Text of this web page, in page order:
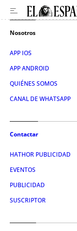
Nosotros
APP IOS
APP ANDROID
QUIÉNES SOMOS
CANAL DE WHATSAPP
Contactar
HATHOR PUBLICIDAD
EVENTOS
PUBLICIDAD
SUSCRIPTOR